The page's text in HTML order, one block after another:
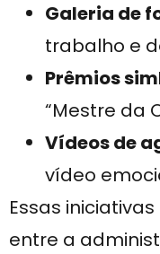
Galeria de
trabalho e
Prêmios
“Mestre da
Vídeos de
vídeo
Essas
entre a